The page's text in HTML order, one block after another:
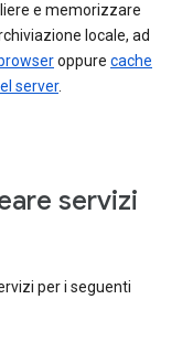
e memorizzare
locale, ad
oppure cache
server.
servizi
per i seguenti